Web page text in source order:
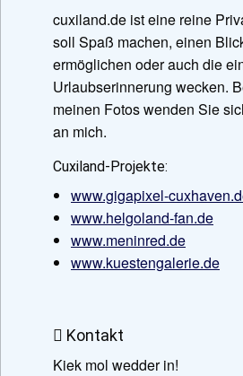
cuxiland.de ist eine reine
soll Spaß machen, einen
ermöglichen oder auch die
Urlaubserinnerung wecken.
meinen Fotos wenden Sie
an mich.
Cuxiland-Projekte:
www.gigapixel-
www.helgoland-fan.de
www.meninred.de
www.kuestengalerie.de
Kontakt
Kiek mol wedder in!